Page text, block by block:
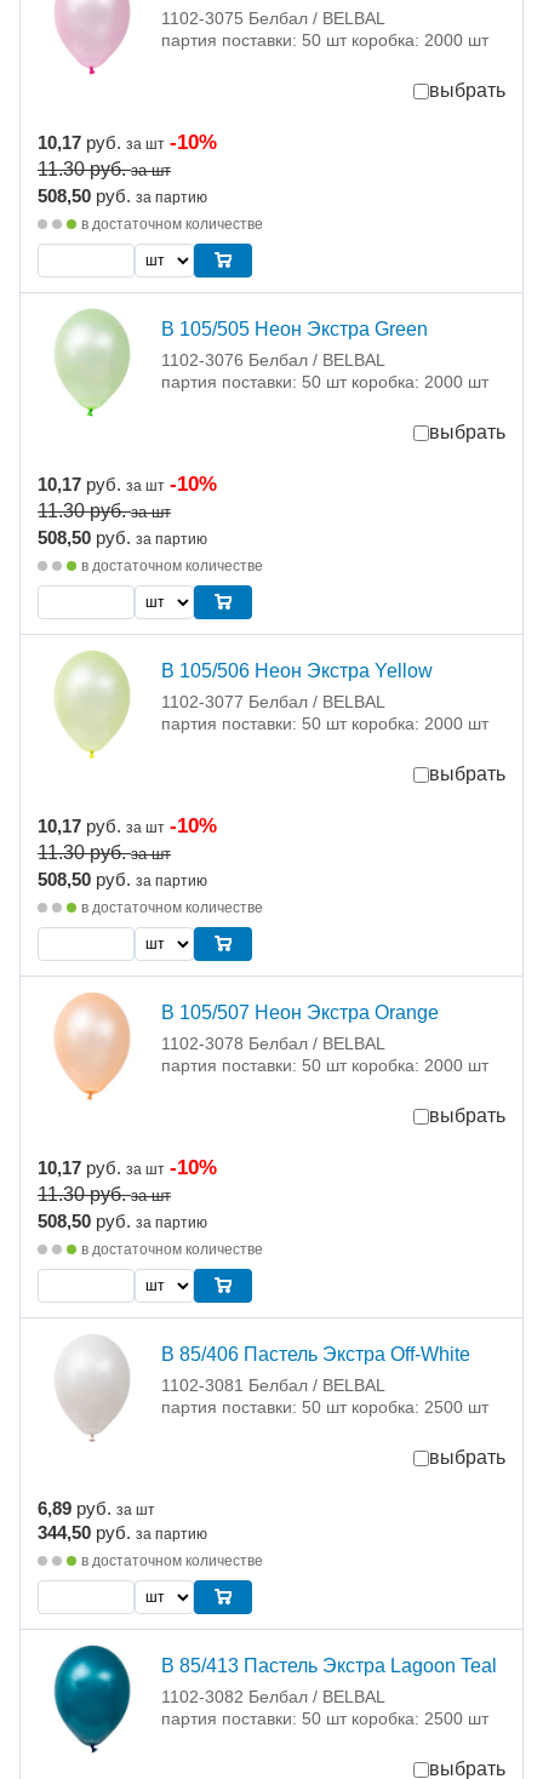
1102-3075 Белбал / BELBAL
партия поставки: 50 шт коробка: 2000 шт
выбрать
10,17 руб. за шт -10%
11.30руб. за шт
508,50 руб. за партию
в достаточном количестве
В 105/505 Неон Экстра Green
1102-3076 Белбал / BELBAL
партия поставки: 50 шт коробка: 2000 шт
выбрать
10,17 руб. за шт -10%
11.30руб. за шт
508,50 руб. за партию
в достаточном количестве
В 105/506 Неон Экстра Yellow
1102-3077 Белбал / BELBAL
партия поставки: 50 шт коробка: 2000 шт
выбрать
10,17 руб. за шт -10%
11.30руб. за шт
508,50 руб. за партию
в достаточном количестве
В 105/507 Неон Экстра Orange
1102-3078 Белбал / BELBAL
партия поставки: 50 шт коробка: 2000 шт
выбрать
10,17 руб. за шт -10%
11.30руб. за шт
508,50 руб. за партию
в достаточном количестве
В 85/406 Пастель Экстра Off-White
1102-3081 Белбал / BELBAL
партия поставки: 50 шт коробка: 2500 шт
выбрать
6,89 руб. за шт
344,50 руб. за партию
в достаточном количестве
В 85/413 Пастель Экстра Lagoon Teal
1102-3082 Белбал / BELBAL
партия поставки: 50 шт коробка: 2500 шт
выбрать